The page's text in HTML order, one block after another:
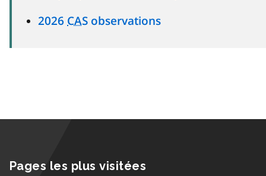
2026 CAS observations
Pages les plus visitées